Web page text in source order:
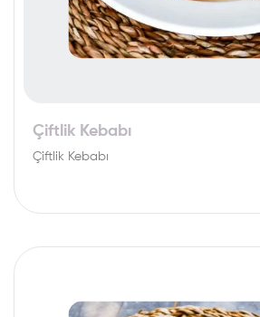
Çiftlik Kebabı
Çiftlik Kebabı